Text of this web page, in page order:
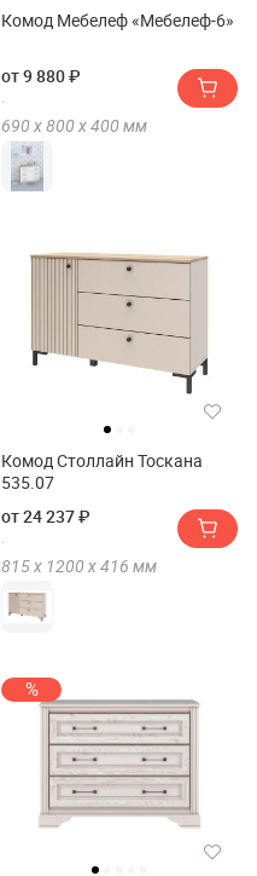
Комод Мебелеф «Мебелеф-6»
от 9 880 ₽
690 х800 х400 мм
Комод Столлайн Тоскана
535.07
от 24 237 ₽
815 х 1200 х416 мм
%